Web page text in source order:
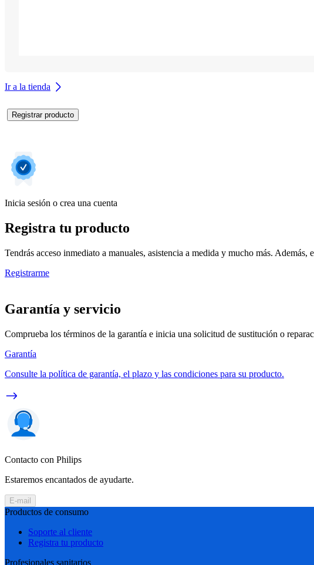
Ir a la tienda
Registrar producto
Inicia sesión o crea una cuenta
Registra tu producto
Tendrás acceso inmediato a manuales, asistencia a medida y mucho más. Además,
Registrarme
Garantía y servicio
Comprueba los términos de la garantía e inicia una solicitud de sustitución o
Garantía
Consulte la política de garantía, el plazo y las condiciones para su producto.
Contacto con Philips
Estaremos encantados de ayudarte.
E-mail
Productos de consumo
Soporte al cliente
Registra tu producto
Profesionales sanitarios